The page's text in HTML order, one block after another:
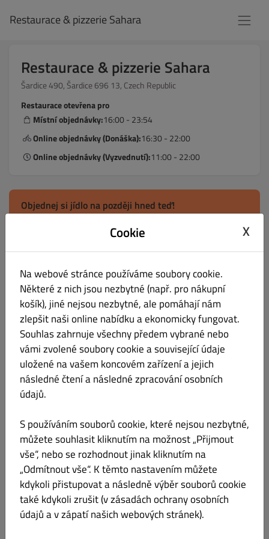
Restaurace & pizzerie Sahara
Restaurace & pizzerie Sahara
Šardice 490, Šardice 696 13, Czech Republic
Restaurace otevřena pro
Místní objednávky:16:00 - 23:54
Online objednávky (Donáška):16:30 - 22:00
Online objednávky (Vyzvednutí):11:00 - 22:00
Objednej si jídlo na později hned teď!
A nechej si ho přivézt v rámci dostupných časových
Nabídka Pracovní doba Info Alergeny
Alergeny a aditiva
Označení Alergen/aditivum
C Laktóza
Vejce
Cookie X
Na webové stránce používáme soubory cookie.
Některé z nich jsou nezbytné (např. pro nákupní
košík), jiné nejsou nezbytné, ale pomáhají nám
zlepšit naši online nabídku a ekonomicky fungovat.
Souhlas zahrnuje všechny předem vybrané nebo
vámi zvolené soubory cookie a související údaje
uložené na vašem koncovém zařízení a jejich
následné čtení a následné zpracování osobních
údajů.
S používáním souborů cookie, které nejsou nezbytné,
můžete souhlasit kliknutím na možnost „Přijmout
vše“, nebo se rozhodnout jinak kliknutím na
„Odmítnout vše“. K těmto nastavením můžete
kdykoli přistupovat a následně výběr souborů cookie
také kdykoli zrušit (v zásadách ochrany osobních
údajů a v zápatí našich webových stránek).